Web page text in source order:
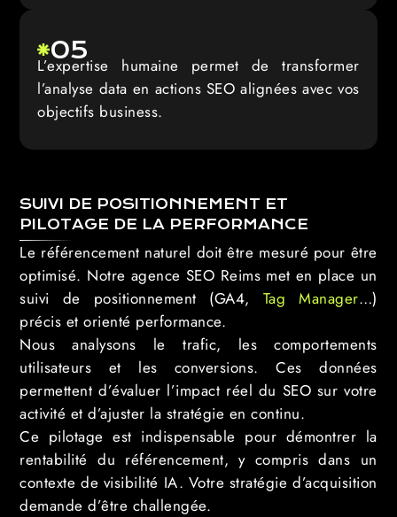
05
L’expertise humaine permet de transformer
l’analyse data en actions SEO alignées avec vos
objectifs business.
SUIVI DE POSITIONNEMENT ET
PILOTAGE DE LA PERFORMANCE
Le référencement naturel doit être mesuré pour être
optimisé. Notre agence SEO Reims met en place un
suivi de positionnement (GA4, Tag Manager…)
précis et orienté performance.
Nous analysons le trafic, les comportements
utilisateurs et les conversions. Ces données
permettent d’évaluer l’impact réel du SEO sur votre
activité et d’ajuster la stratégie en continu.
Ce pilotage est indispensable pour démontrer la
rentabilité du référencement, y compris dans un
contexte de visibilité IA. Votre stratégie d’acquisition
demande d’être challengée.